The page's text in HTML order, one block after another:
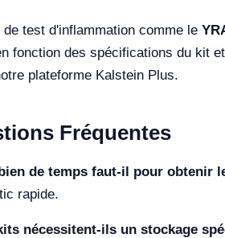
test d'inflammation comme le
fonction des spécifications du kit
plateforme Kalstein Plus.
Fréquentes
de temps faut-il pour obtenir
rapide.
nécessitent-ils un stockage